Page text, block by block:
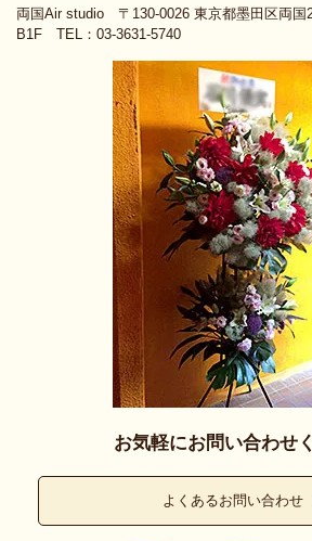
両国Air studio 〒130-0026 東京都墨田区両国
B1F TEL：03-3631-5740
お気軽にお問い合わせ
よくあるお問い合わせ